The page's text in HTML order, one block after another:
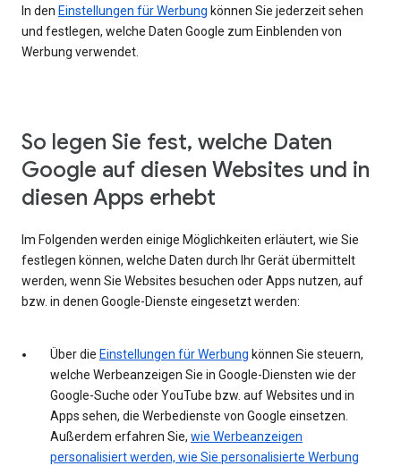
In den Einstellungen für Werbung können Sie jederzeit sehen
und festlegen, welche Daten Google zum Einblenden von
Werbung verwendet.
So legen Sie fest, welche Daten
Google auf diesen Websites und in
diesen Apps erhebt
Im Folgenden werden einige Möglichkeiten erläutert, wie Sie
festlegen können, welche Daten durch Ihr Gerät übermittelt
werden, wenn Sie Websites besuchen oder Apps nutzen, auf
bzw. in denen Google-Dienste eingesetzt werden:
Über die Einstellungen für Werbung können Sie steuern,
welche Werbeanzeigen Sie in Google-Diensten wie der
Google-Suche oder YouTube bzw. auf Websites und in
Apps sehen, die Werbedienste von Google einsetzen.
Außerdem erfahren Sie, wie Werbeanzeigen
personalisiert werden, wie Sie personalisierte Werbung